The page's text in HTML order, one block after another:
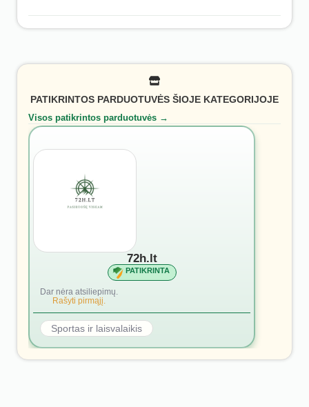
PATIKRINTOS PARDUOTUVĖS ŠIOJE KATEGORIJOJE
Visos patikrintos parduotuvės →
72h.lt
PATIKRINTA
Dar nėra atsiliepimų.
Rašyti pirmąjį.
Sportas ir laisvalaikis